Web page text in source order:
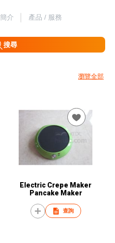
簡介 產品 / 服務
搜尋
瀏覽全部
Electric Crepe Maker
Pancake Maker
查詢